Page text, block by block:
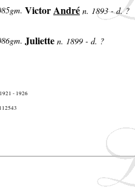
. VictorAndré n. 1893 - d. ?
. Juliette n. 1899 - d. ?
- 1926